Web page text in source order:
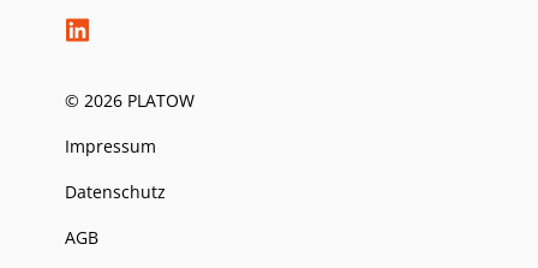
© 2026 PLATOW
Impressum
Datenschutz
AGB